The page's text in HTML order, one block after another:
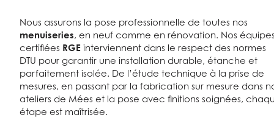
Nous assurons la pose professionnelle de toutes nos
menuiseries, en neuf comme en rénovation. Nos
certifiées RGE interviennent dans le respect des normes
DTU pour garantir une installation durable, étanche et
parfaitement isolée. De l’étude technique à la prise de
mesures, en passant par la fabrication sur mesure dans
ateliers de Mées et la pose avec finitions soignées,
étape est maîtrisée.